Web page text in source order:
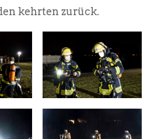
kehrten zurück.